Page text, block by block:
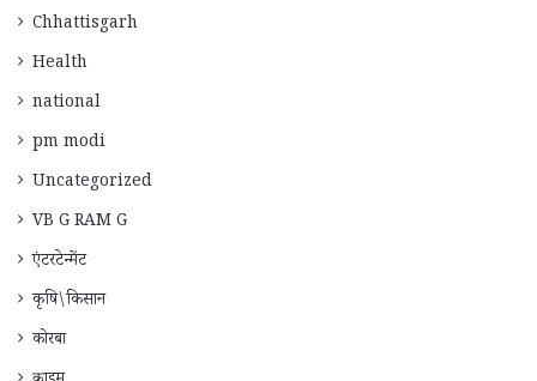
Chhattisgarh
Health
national
pm modi
Uncategorized
VB G RAM G
एंटरटेन्मेंट
कृषि\किसान
कोरबा